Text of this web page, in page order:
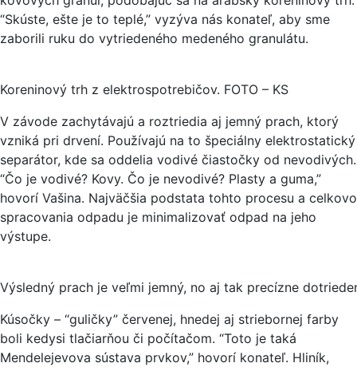
“Skúste, ešte je to teplé,” vyzýva nás konateľ, aby sme
zaborili ruku do vytriedeného medeného granulátu.
Koreninový trh z elektrospotrebičov. FOTO – KS
V závode zachytávajú a roztriedia aj jemný prach, ktorý
vzniká pri drvení. Používajú na to špeciálny elektrostatický
separátor, kde sa oddelia vodivé čiastočky od nevodivých.
“Čo je vodivé? Kovy. Čo je nevodivé? Plasty a guma,”
hovorí Vašina. Najväčšia podstata tohto procesu a celkovo
spracovania odpadu je minimalizovať odpad na jeho
výstupe.
Výsledný prach je veľmi jemný, no aj tak precízne
Kúsočky – “guličky” červenej, hnedej aj striebornej farby
boli kedysi tlačiarňou či počítačom. “Toto je taká
Mendelejevova sústava prvkov,” hovorí konateľ. Hliník,